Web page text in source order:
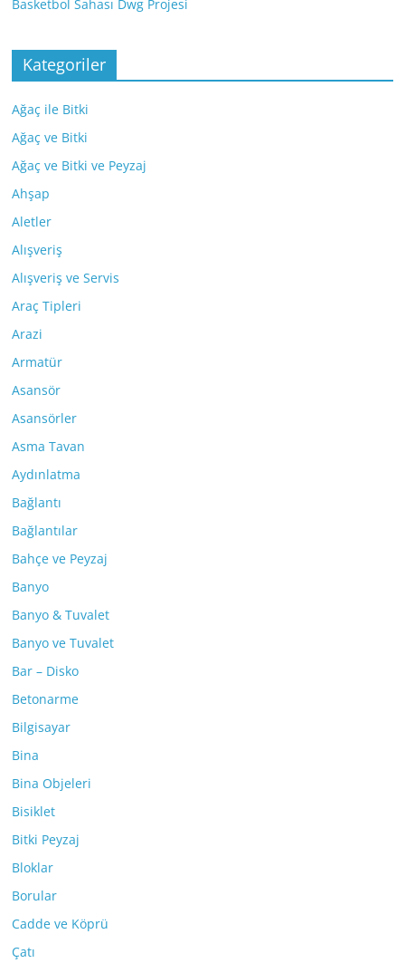
Basketbol Sahası Dwg Projesi
Kategoriler
Ağaç ile Bitki
Ağaç ve Bitki
Ağaç ve Bitki ve Peyzaj
Ahşap
Aletler
Alışveriş
Alışveriş ve Servis
Araç Tipleri
Arazi
Armatür
Asansör
Asansörler
Asma Tavan
Aydınlatma
Bağlantı
Bağlantılar
Bahçe ve Peyzaj
Banyo
Banyo & Tuvalet
Banyo ve Tuvalet
Bar – Disko
Betonarme
Bilgisayar
Bina
Bina Objeleri
Bisiklet
Bitki Peyzaj
Bloklar
Borular
Cadde ve Köprü
Çatı